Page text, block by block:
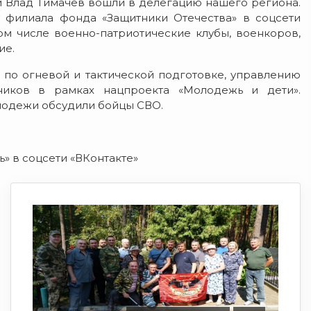
фонда «Защитники Отечества» в соцсети
числе военно-патриотические клубы, военкоров,
огневой и тактической подготовке, управлению
в рамках нацпроекта «Молодежь и дети».
обсудили бойцы СВО.
в соцсети «ВКонтакте»